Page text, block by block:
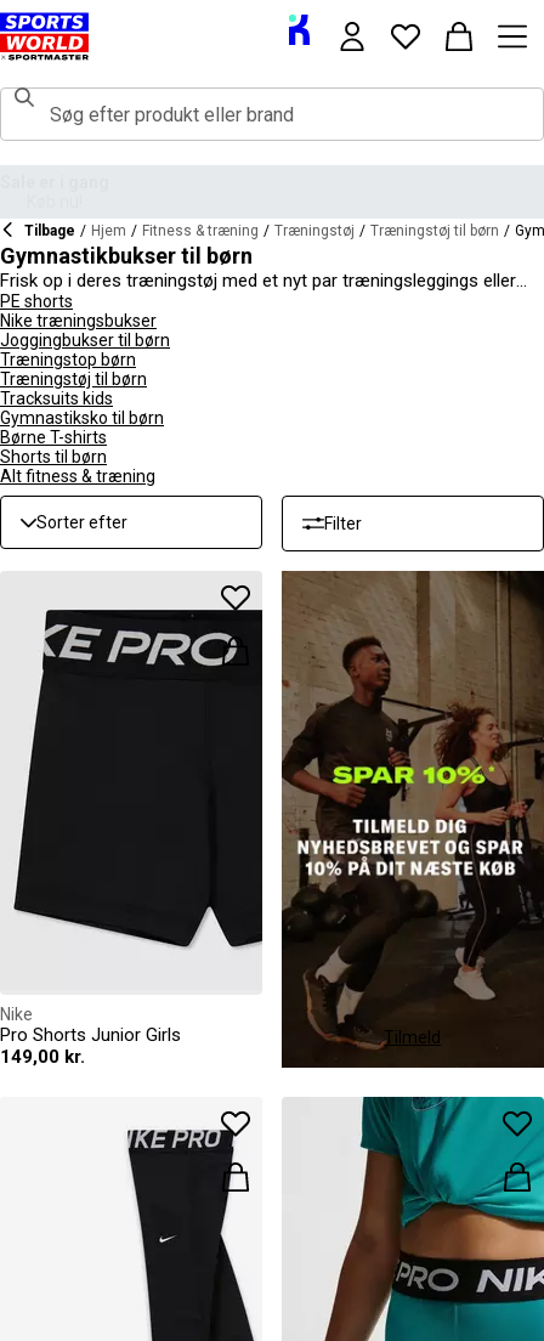
Tilbage / Hjem / Fitness & træning / Træningstøj / Træningstøj til børn /
Gymnastikbukser til børn
Frisk op i deres træningstøj med et nyt par træningsleggings eller
shorts fra vores store udvalg af børns træningsbukser og shorts.
Der er leggings til både piger og drenge her, samt masser af
komfortable shorts til at dække alle årstider. Mange af vores
træningsbukser drager fordel af moderne teknologi som
svedtransporterende stoffer og fleksible materialer for at holde
dem kølige og komfortable under træning. Tag fat i børns
træningstights, leggings og bukser fra sports eksperter som
Under Armour
vil elske at have på.
PE shorts
Nike træningsbukser
Joggingbukser til børn
Træningstop børn
Træningstøj til børn
Tracksuits kids
Gymnastiksko til børn
Børne T-shirts
Shorts til børn
Alt fitness & træning
Sorter efter Filter
Nike
Pro Shorts Junior Girls
149,00 kr.
Tilmeld